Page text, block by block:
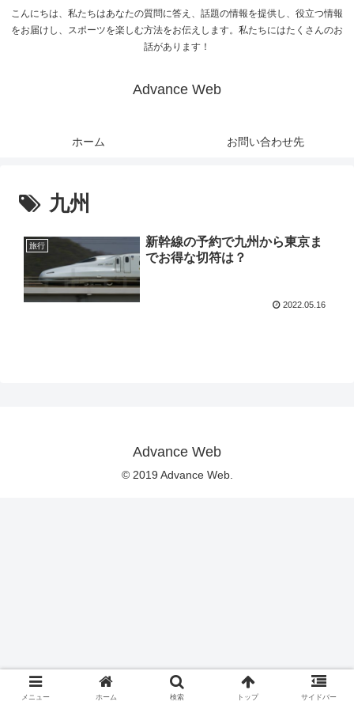
こんにちは、私たちはあなたの質問に答え、話題の情報を提供し、役立つ情報
をお届けし、スポーツを楽しむ方法をお伝えします。私たちにはたくさんのお
話があります！
Advance Web
ホーム お問い合わせ先
九州
旅行
新幹線の予約で九州から東京ま
でお得な切符は？
2022.05.16
Advance Web
© 2019 Advance Web.
メニュー ホーム 検索 トップ サイドバー